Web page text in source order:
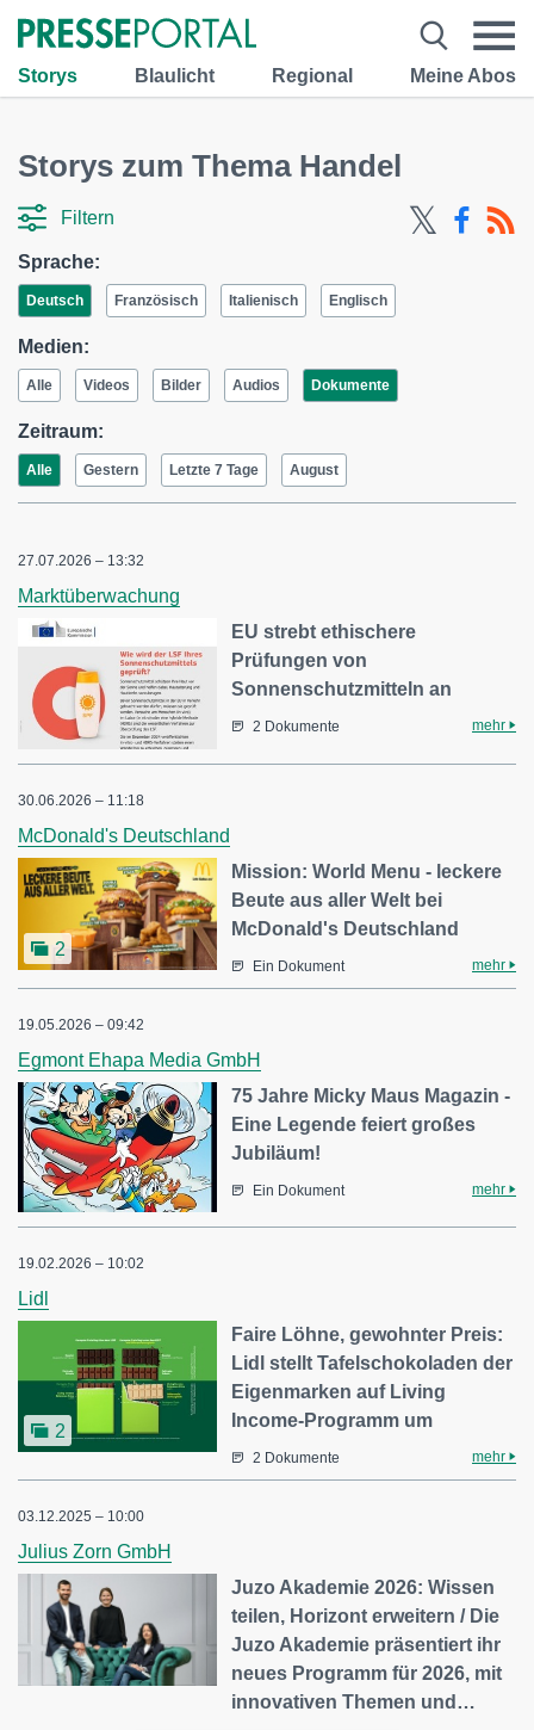
Storys Blaulicht Regional Meine Abos
Storys zum Thema Handel
Filtern
Sprache:
Deutsch Französisch Italienisch Englisch
Medien:
Alle Videos Bilder Audios Dokumente
Zeitraum:
Alle Gestern Letzte 7 Tage August
27.07.2026 – 13:32
Marktüberwachung
EU strebt ethischere
Prüfungen von
Sonnenschutzmitteln an
2 Dokumente mehr
30.06.2026 – 11:18
McDonald's Deutschland
2
Mission: World Menu - leckere
Beute aus aller Welt bei
McDonald's Deutschland
Ein Dokument mehr
19.05.2026 – 09:42
Egmont Ehapa Media GmbH
75 Jahre Micky Maus Magazin -
Eine Legende feiert großes
Jubiläum!
Ein Dokument mehr
19.02.2026 – 10:02
Lidl
2
Faire Löhne, gewohnter Preis:
Lidl stellt Tafelschokoladen der
Eigenmarken auf Living
Income-Programm um
2 Dokumente mehr
03.12.2025 – 10:00
Julius Zorn GmbH
Juzo Akademie 2026: Wissen
teilen, Horizont erweitern / Die
Juzo Akademie präsentiert ihr
neues Programm für 2026, mit
innovativen Themen und…